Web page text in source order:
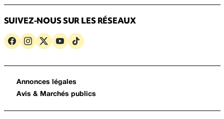
SUIVEZ-NOUS SUR LES RÉSEAUX
Annonces légales
Avis & Marchés publics